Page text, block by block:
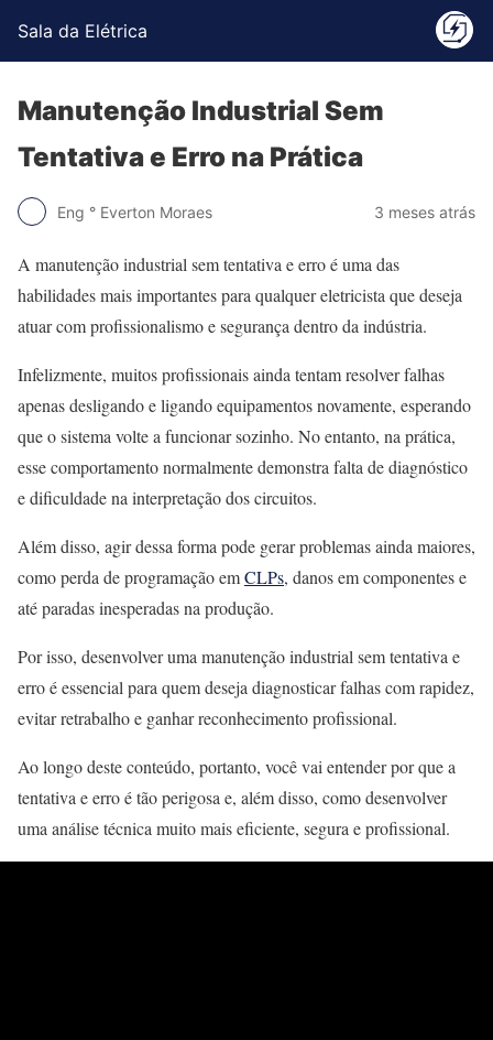
Sala da Elétrica
Manutenção Industrial Sem
Tentativa e Erro na Prática
Eng ° Everton Moraes 3 meses atrás
A manutenção industrial sem tentativa e erro é uma das
habilidades mais importantes para qualquer eletricista que deseja
atuar com profissionalismo e segurança dentro da indústria.
Infelizmente, muitos profissionais ainda tentam resolver falhas
apenas desligando e ligando equipamentos novamente, esperando
que o sistema volte a funcionar sozinho. No entanto, na prática,
esse comportamento normalmente demonstra falta de diagnóstico
e dificuldade na interpretação dos circuitos.
Além disso, agir dessa forma pode gerar problemas ainda maiores,
como perda de programação emCLPs, danos em componentes e
até paradas inesperadas na produção.
Por isso, desenvolver uma manutenção industrial sem tentativa e
erro é essencial para quem deseja diagnosticar falhas com rapidez,
evitar retrabalho e ganhar reconhecimento profissional.
Ao longo deste conteúdo, portanto, você vai entender por que a
tentativa e erro é tão perigosa e, além disso, como desenvolver
uma análise técnica muito mais eficiente, segura e profissional.